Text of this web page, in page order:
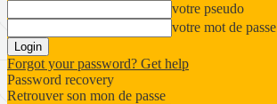
votre pseudo
votre mot de passe
Forgot your password? Get help
Password recovery
Retrouver son mon de passe